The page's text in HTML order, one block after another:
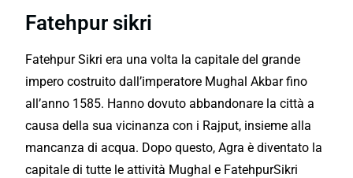
Fatehpur sikri
Fatehpur Sikri era una volta la capitale del grande
impero costruito dall’imperatore Mughal Akbar fino
all’anno 1585. Hanno dovuto abbandonare la città a
causa della sua vicinanza con i Rajput, insieme alla
mancanza di acqua. Dopo questo, Agra è diventato la
capitale di tutte le attività Mughal e FatehpurSikri